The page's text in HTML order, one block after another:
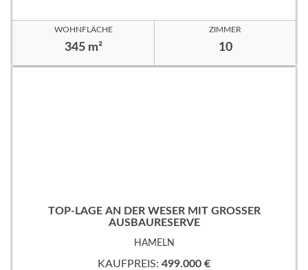
WOHNFLÄCHE
345 m²
ZIMMER
10
TOP-LAGE AN DER WESER MIT GROSSER
AUSBAURESERVE
HAMELN
KAUFPREIS: 499.000 €